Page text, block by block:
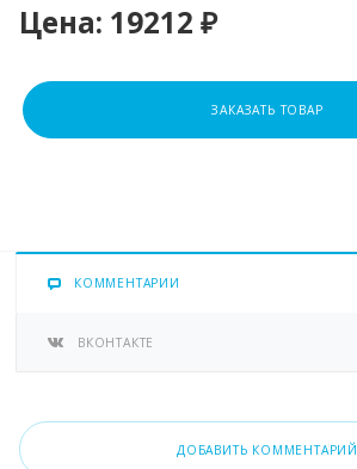
Цена: 19212 ₽
ЗАКАЗАТЬ ТОВАР
КОММЕНТАРИИ
ВКОНТАКТЕ
ДОБАВИТЬ КОММЕНТАРИЙ